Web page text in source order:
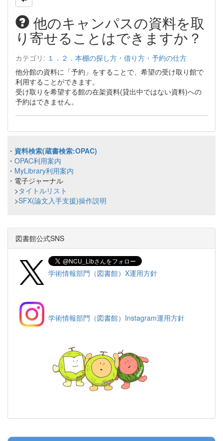
他のキャンパスの資料を取
り寄せることはできますか？
カテゴリ: １．２．本棚の探し方・借り方・予約の仕方
他分館の資料に「予約」をすることで、希望の受け取り館で
利用することができます。
受け取りを希望する館の在架資料(貸出中ではない資料)への
予約はできません。
・ 資料検索(蔵書検索:OPAC)
・ OPAC利用案内
・ MyLibrary利用案内
・電子ジャーナル
>タイトルリスト
>SFX(論文入手支援)操作説明
図書館公式SNS
学術情報部門（図書館）X運用方針
学術情報部門（図書館）Instagram運用方針